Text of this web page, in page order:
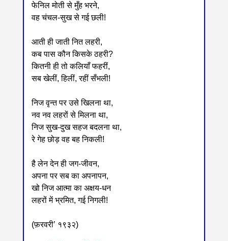
फेनिल मोती से मुँह भरने,
वह चंचल-सुख से गई छली!
आती ही जाती नित लहरी,
कब पास कौन किसके ठहरी?
कितनी ही तो कलियाँ फहरीं,
सब खेलीं, हिलीं, रहीं सँभली!
निज वृन्त पर उसे खिलना था,
नव नव लहरों से मिलना था,
निज सुख-दुख सहज बदलना था,
रे गेह छोड़ वह बह निकली!
है लेन देन ही जग-जीवन,
अपना पर सब का अपनापन,
खो निज आत्मा का अक्षय-धन
लहरों में भ्रमित, गई निगली!
(फ़रवरी’ १९३२)